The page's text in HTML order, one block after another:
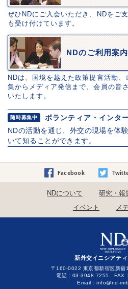
ぜひNDにご入会いただき、NDをご
も受け付けています。
NDのご利用案内
NDは、国境を越えた政策提言活動
集からメディア発信まで、会員の皆
いたします。
随時募集中
ボランティア・インタ
NDの活動を通じ、外交の現場を体
いて知ることができます。
Facebook
NDについて 研究・報
イベント
メ
新外交イニシアティ
〒160-0022 東京都新宿区新宿
電話：03-3948-7255 FAX
Email：